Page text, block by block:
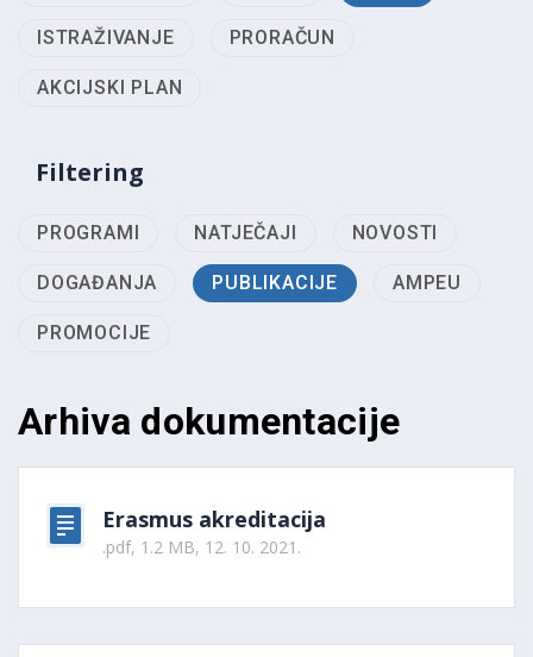
ISTRAŽIVANJE PRORAČUN
AKCIJSKI PLAN
Filtering
PROGRAMI NATJEČAJI NOVOSTI
DOGAĐANJA PUBLIKACIJE AMPEU
PROMOCIJE
Arhiva dokumentacije
Erasmus akreditacija
.pdf, 1.2 MB, 12. 10. 2021.